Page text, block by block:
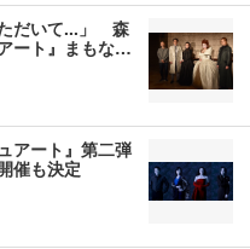
だいて...」 森
ート』まもな…
アート』第二弾
催も決定